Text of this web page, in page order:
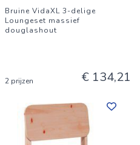
Bruine VidaXL 3-delige
Loungeset massief
douglashout
2 prijzen € 134,21